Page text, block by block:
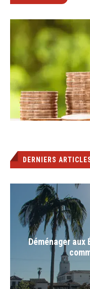
DERNIERS
Déménager